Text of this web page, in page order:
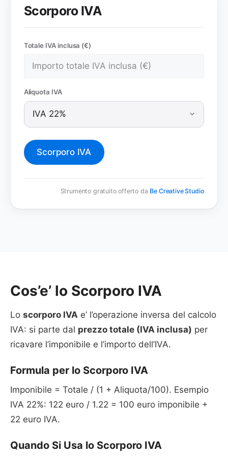
Scorporo IVA
Totale IVA inclusa (€)
Aliquota IVA
Scorporo IVA
Strumento gratuito offerto da Be Creative Studio
Cos’e’ lo Scorporo IVA
Lo scorporo IVA e’ l’operazione inversa del calcolo
IVA: si parte dal prezzo totale (IVA inclusa) per
ricavare l’imponibile e l’importo dell’IVA.
Formula per lo Scorporo IVA
Imponibile = Totale / (1 + Aliquota/100). Esempio
IVA 22%: 122 euro / 1.22 = 100 euro imponibile +
22 euro IVA.
Quando Si Usa lo Scorporo IVA